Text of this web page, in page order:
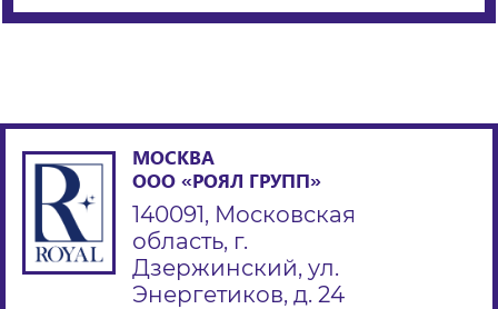
МОСКВА
ООО «РОЯЛ ГРУПП»
140091, Московская
область, г.
Дзержинский, ул.
Энергетиков, д. 24